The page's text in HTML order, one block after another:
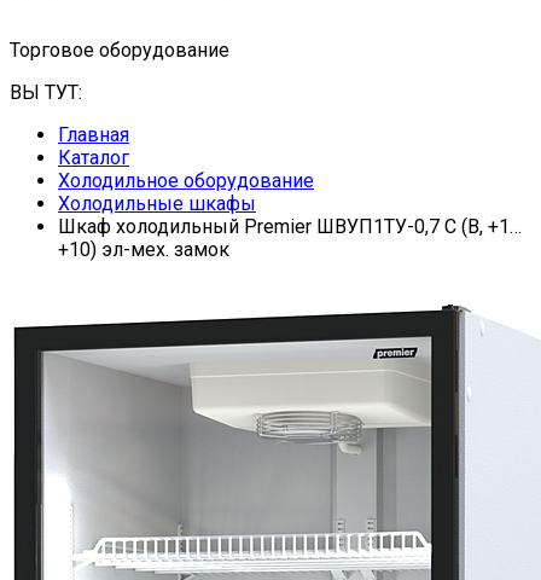
Торговое оборудование
ВЫ ТУТ:
Главная
Каталог
Холодильное оборудование
Холодильные шкафы
Шкаф холодильный Premier ШВУП1ТУ-0,7 С (В, +1…
+10) эл-мех. замок